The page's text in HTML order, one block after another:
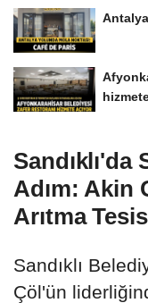
Sandıklı'da
Adım: Akin
Arıtma
Sandıklı
Çöl'ün